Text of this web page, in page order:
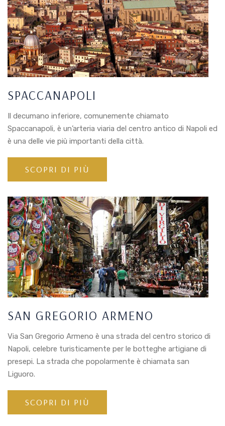
SPACCANAPOLI
Il decumano inferiore, comunemente chiamato
Spaccanapoli, è un’arteria viaria del centro antico di Napoli ed
è una delle vie più importanti della città.
SCOPRI DI PIÙ
SAN GREGORIO ARMENO
Via San Gregorio Armeno è una strada del centro storico di
Napoli, celebre turisticamente per le botteghe artigiane di
presepi. La strada che popolarmente è chiamata san
Liguoro.
SCOPRI DI PIÙ